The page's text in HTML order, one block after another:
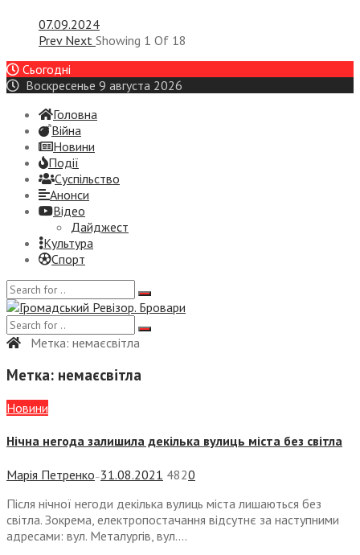
07.09.2024
Prev Next Showing 1 Of 18
Сьогодні
Воскресенье 9 августа 2026
Головна
Війна
Новини
Події
Суспiльство
Анонси
Відео
Дайджест
Культура
Спорт
Метка: немаєсвітла
Метка: немаєсвітла
Новини
Нічна негода залишила декілька вулиць міста без світла
Марія Петренко — 31.08.2021 4820
Після нічної негоди декілька вулиць міста лишаються без
світла. Зокрема, електропостачання відсутнє за наступними
адресами: вул. Металургів, вул....